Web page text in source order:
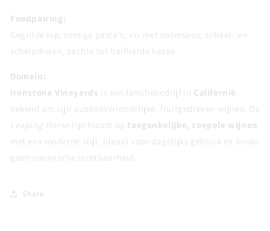
Foodpairing:
Gegrilde kip, romige pasta’s, vis met botersaus, schaal- en
schelpdieren, zachte tot halfharde kazen
Domein:
Ironstone Vineyards is een familiebedrijf in Californië ,
bekend om zijn publieksvriendelijke, fruitgedreven wijnen. De
Leaping Horse-lijn focust op toegankelijke, soepele wijnen
met een moderne stijl, ideaal voor dagelijks gebruik en brede
gastronomische inzetbaarheid.
Share